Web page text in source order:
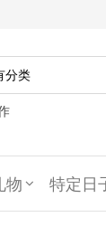
物 特定日